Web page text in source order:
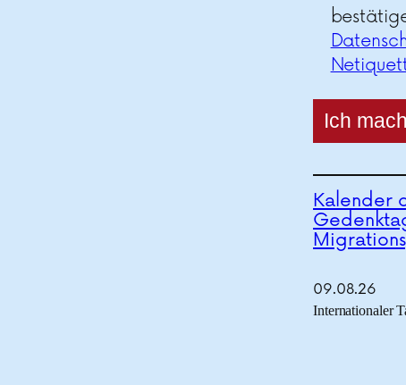
Kalender
09.08.26
Internationaler